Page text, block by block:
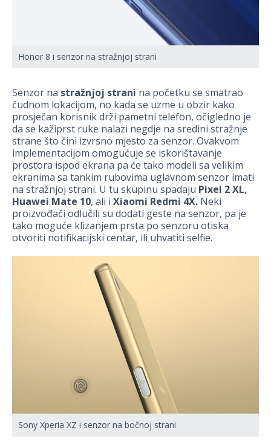
Honor 8 i senzor na stražnjoj strani
Senzor na stražnjoj strani na početku se smatrao
čudnom lokacijom, no kada se uzme u obzir kako
prosječan korisnik drži pametni telefon, očigledno je
da se kažiprst ruke nalazi negdje na sredini stražnje
strane što čini izvrsno mjesto za senzor. Ovakvom
implementacijom omogućuje se iskorištavanje
prostora ispod ekrana pa će tako modeli sa velikim
ekranima sa tankim rubovima uglavnom senzor imati
na stražnjoj strani. U tu skupinu spadaju Pixel 2 XL,
Huawei Mate 10, ali i Xiaomi Redmi 4X. Neki
proizvođači odlučili su dodati geste na senzor, pa je
tako moguće klizanjem prsta po senzoru otiska
otvoriti notifikacijski centar, ili uhvatiti selfie.
Sony Xperia XZ i senzor na bočnoj strani